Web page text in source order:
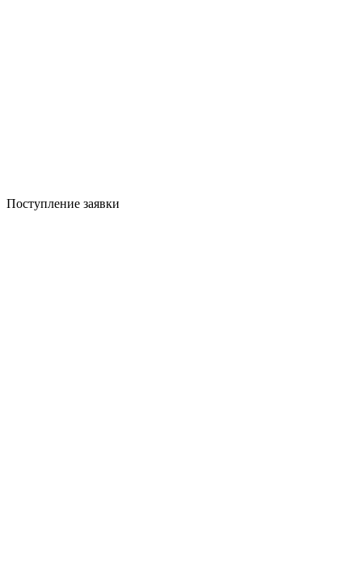
Поступление заявки